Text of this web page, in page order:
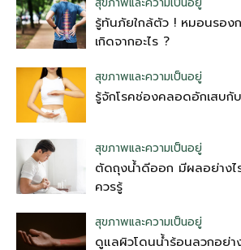
รู้ทันภัยใกล้ตัว ! หมอนรอง
เกิดจากอะไร ?
สุขภาพและความเป็นอยู่
รู้จักโรคช่องคลอดอักเสบกั
สุขภาพและความเป็นอยู่
ตัดถุงน้ําดีออก มีผลอย่าง
ควรรู้
สุขภาพและความเป็นอยู่
ดูแลผิวโดนน้ำร้อนลวกอย่าง